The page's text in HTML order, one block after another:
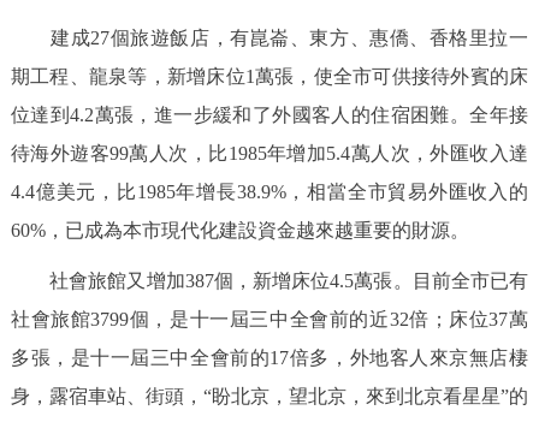
建成27個旅遊飯店，有崑崙、東方、惠僑、香格里拉一
期工程、龍泉等，新增床位1萬張，使全市可供接待外賓的床
位達到4.2萬張，進一步緩和了外國客人的住宿困難。全年接
待海外遊客99萬人次，比1985年增加5.4萬人次，外匯收入達
4.4億美元，比1985年增長38.9%，相當全市貿易外匯收入的
60%，已成為本市現代化建設資金越來越重要的財源。
社會旅館又增加387個，新增床位4.5萬張。目前全市已有
社會旅館3799個，是十一屆三中全會前的近32倍；床位37萬
多張，是十一屆三中全會前的17倍多，外地客人來京無店棲
身，露宿車站、街頭，“盼北京，望北京，來到北京看星星”的